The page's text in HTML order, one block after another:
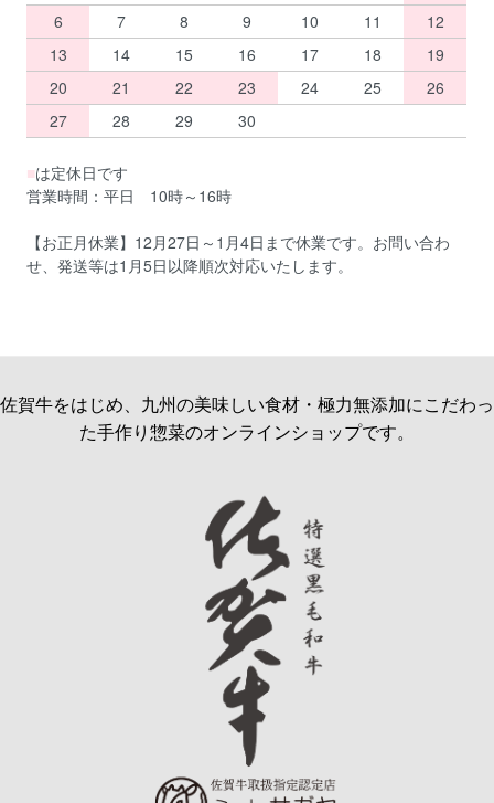
6
7 8 9 10 11
12
13
14 15 16 17 18
19
20
21 22 23 24 25
26
27
28 29 30
■は定休日です
営業時間：平日 10時～16時
【お正月休業】12月27日～1月4日まで休業です。お問い合わ
せ、発送等は1月5日以降順次対応いたします。
佐賀牛をはじめ、九州の美味しい食材・極力無添加にこだわっ
た手作り惣菜のオンラインショップです。